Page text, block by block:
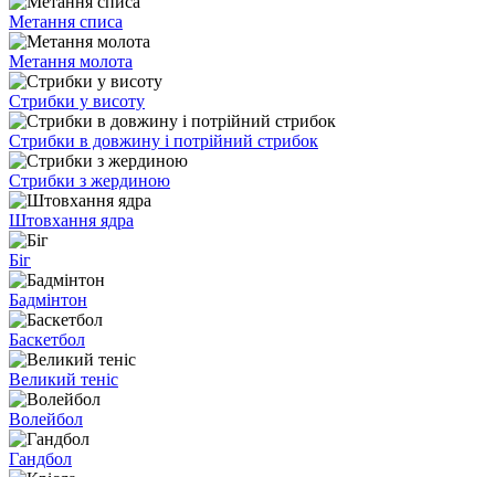
Метання списа
Метання молота
Стрибки у висоту
Стрибки в довжину і потрійний стрибок
Стрибки з жердиною
Штовхання ядра
Біг
Бадмінтон
Баскетбол
Великий теніс
Волейбол
Гандбол